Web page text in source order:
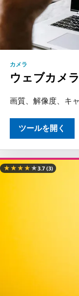
カメラ
ウェブカメ
画質、解像度、キ
ツールを開く
★★★★★3.7(3)